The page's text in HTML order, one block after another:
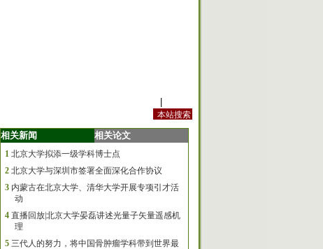
相关新闻 相关论文
1 北京大学拟添一级学科博士点
2 北京大学与深圳市签署全面深化合作协议
3 内蒙古在北京大学、清华大学开展专项引才活
动
4 直播回放|北京大学晏磊讲述光量子矢量遥感机
理
5 三代人的努力，将中国骨肿瘤学科带到世界最